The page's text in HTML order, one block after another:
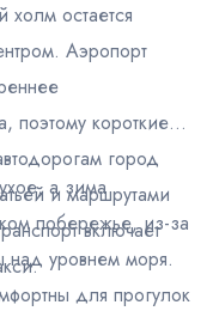
холм остается
Аэропорт
поэтому короткие
город
и маршрутами
включает
а зима
побережье, из-за
над уровнем моря.
для прогулок